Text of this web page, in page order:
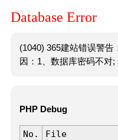
Database Error
(1040) 365建站错误警
因：1、数据库密码不对;
PHP Debug
No. File